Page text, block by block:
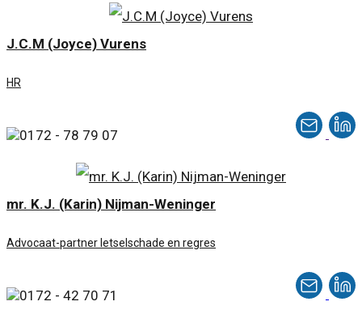
J.C.M (Joyce) Vurens
HR
0172 - 78 79 07
mr. K.J. (Karin) Nijman-Weninger
Advocaat-partner letselschade en regres
0172 - 42 70 71